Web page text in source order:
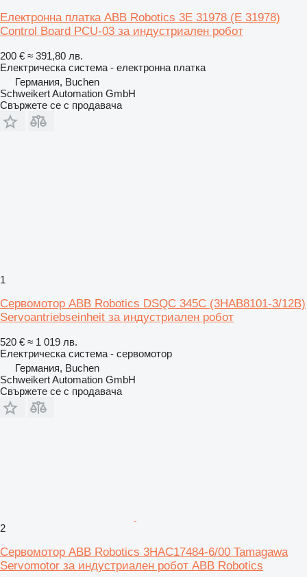
Електронна платка ABB Robotics 3E 31978 (E 31978)
Control Board PCU-03 за индустриален робот
200 € ≈ 391,80 лв.
Електрическа система - електронна платка
Германия, Buchen
Schweikert Automation GmbH
Свържете се с продавача
1
Сервомотор ABB Robotics DSQC 345C (3HAB8101-3/12B)
Servoantriebseinheit за индустриален робот
520 € ≈ 1 019 лв.
Електрическа система - сервомотор
Германия, Buchen
Schweikert Automation GmbH
Свържете се с продавача
2
Сервомотор ABB Robotics 3HAC17484-6/00 Tamagawa
Servomotor за индустриален робот ABB Robotics